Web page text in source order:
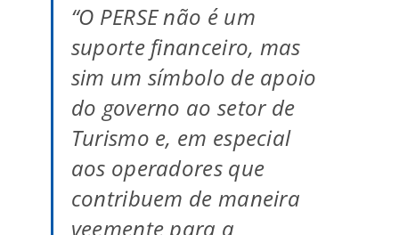
“O PERSE não é um
suporte financeiro, mas
sim um símbolo de apoio
do governo ao setor de
Turismo e, em especial
aos operadores que
contribuem de maneira
veemente para a